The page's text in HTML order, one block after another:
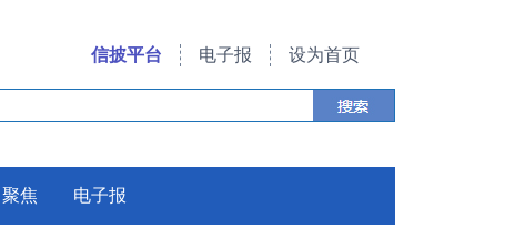
信披平台 电子报 设为首页
焦 电子报